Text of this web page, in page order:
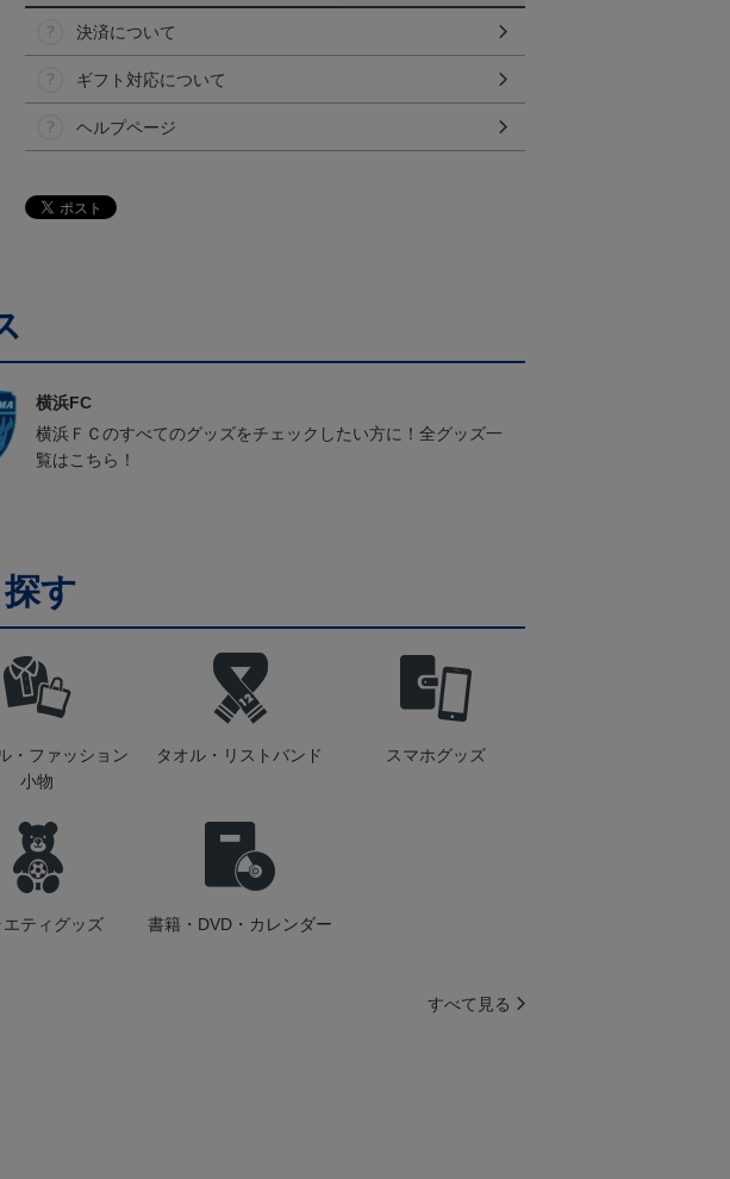
決済について
ギフト対応について
ヘルプページ
横浜FC
横浜ＦＣのすべてのグッズをチェックしたい方に！全グッズ一
覧はこちら！
す
・ファッション
小物
タオル・リストバンド スマホグッズ
エティグッズ 書籍・DVD・カレンダー
すべて見る